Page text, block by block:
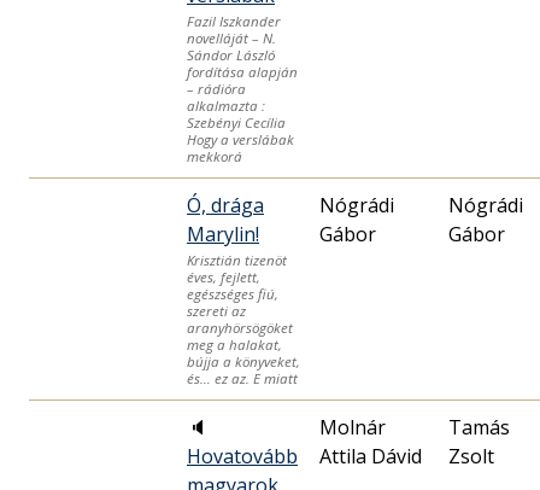
Fazil Iszkander
novelláját – N.
Sándor László
fordítása alapján
– rádióra
alkalmazta :
Szebényi Cecília
Hogy a verslábak
mekkorá
Ó, drága
Marylin!
Krisztián tizenöt
éves, fejlett,
egészséges fiú,
szereti az
aranyhörsögöket
meg a halakat,
bújja a könyveket,
és… ez az. E miatt
Nógrádi
Gábor
Nógrádi
Gábor
🔈
Hovatovább
Molnár
Attila Dávid
Tamás
Zsolt